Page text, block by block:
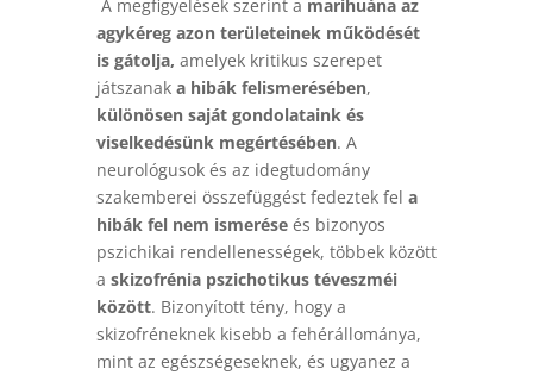
A megfigyelések szerint a marihuána az
agykéreg azon területeinek működését
is gátolja, amelyek kritikus szerepet
játszanak a hibák felismerésében,
különösen saját gondolataink és
viselkedésünk megértésében. A
neurológusok és az idegtudomány
szakemberei összefüggést fedeztek fel a
hibák fel nem ismerése és bizonyos
pszichikai rendellenességek, többek között
a skizofrénia pszichotikus téveszméi
között. Bizonyított tény, hogy a
skizofréneknek kisebb a fehérállománya,
mint az egészségeseknek, és ugyanez a